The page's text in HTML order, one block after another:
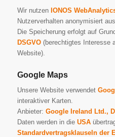
Wir nutzen IONOS
Nutzerverhalten anonymisiert
Die Speicherung erfolgt auf
DSGVO(berechtigtes Interesse
Website).
Google Maps
Unsere Website verwendet
interaktiver Karten.
Anbieter: Google Ireland Ltd.,
Daten werden in die USA
Standardvertragsklauseln der